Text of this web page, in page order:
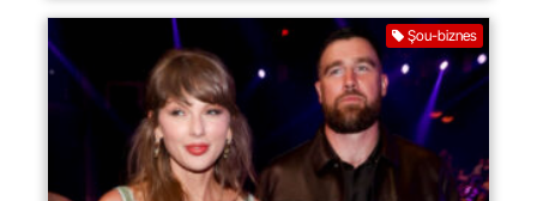
Şou-biznes